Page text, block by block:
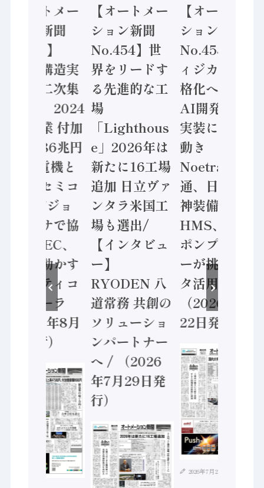
【オートメー
ション新聞
No.455】
「経済構造実
態調査二次集
計結果」2024
年製造業 付加
価値額86兆円
/ 三菱電機と
ソニーセミコ
ン AIビジョ
ンセンサで協
業 / IDEC、
安全に動かす
セーフティコ
ントローラ
（2026年8月
5日発行）
【オートメー
ション新聞
No.454】世
界をリードす
る先進的な工
場
「Lighthous
e」2026年は
新たに16工場
追加 日立ヴァ
ンタラ米国工
場も選出/
【インタビュ
ー】
RYODEN 八
道常務 共創の
ソリューショ
ンパートナー
へ / （2026
年7月29日発
行）
【オートメー
ション新聞
No.453】フ
ィジカルAI本
格化へ 国産
AI開発や社会
実装に活発な
動き
Noetra、富士
通、日立 / 兵
神装備 ×
HMS、老舗
ポンプメーカ
ーが挑むデー
タ活用 など
（2026年7月
22日発行）
2026年7月21日